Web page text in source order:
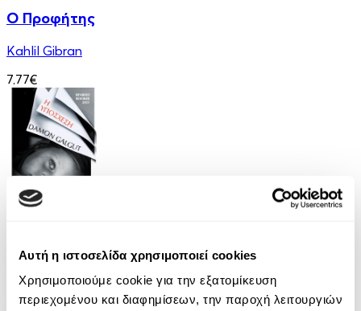
Αυτή η ιστοσελίδα χρησιμοποιεί cookies
Χρησιμοποιούμε cookie για την εξατομίκευση
περιεχομένου και διαφημίσεων, την παροχή λειτουργιών
Ο Προφήτης
Kahlil Gibran
7.77€
Η υπόσχεση
Damon Galgut